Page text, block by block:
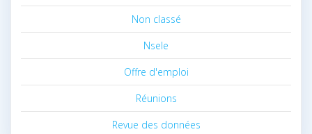
Non classé
Nsele
Offre d'emploi
Réunions
Revue des données